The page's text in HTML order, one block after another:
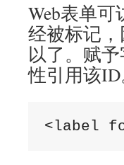
Web表单
经被标记
以了。赋
性引用该ID
<label